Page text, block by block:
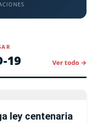
19 Ver todo →
ley centenaria